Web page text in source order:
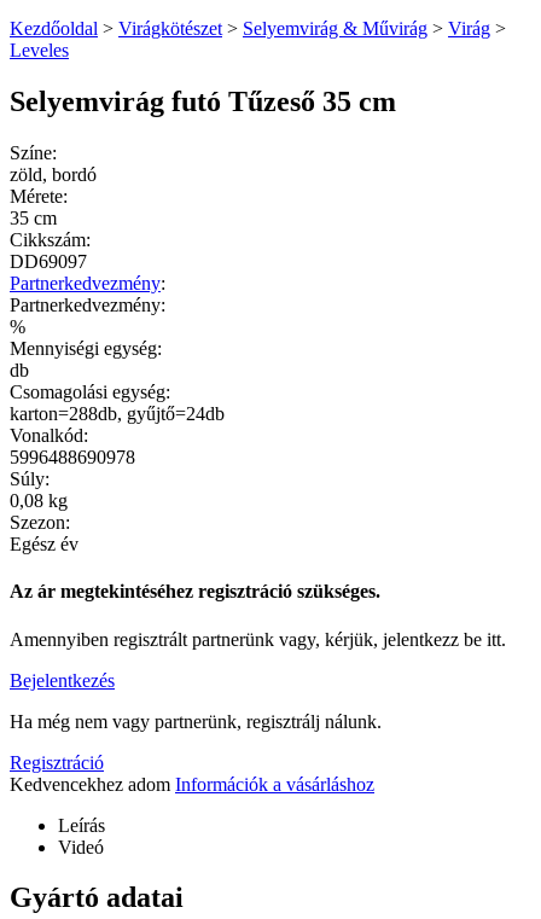
Kezdőoldal > Virágkötészet > Selyemvirág & Művirág > Virág >
Leveles
Selyemvirág futó Tűzeső 35 cm
Színe:
zöld, bordó
Mérete:
35 cm
Cikkszám:
DD69097
Partnerkedvezmény:
Partnerkedvezmény:
%
Mennyiségi egység:
db
Csomagolási egység:
karton=288db, gyűjtő=24db
Vonalkód:
5996488690978
Súly:
0,08 kg
Szezon:
Egész év
Az ár megtekintéséhez regisztráció szükséges.
Amennyiben regisztrált partnerünk vagy, kérjük, jelentkezz be itt.
Bejelentkezés
Ha még nem vagy partnerünk, regisztrálj nálunk.
Regisztráció
Kedvencekhez adom Információk a vásárláshoz
Leírás
Videó
Gyártó adatai